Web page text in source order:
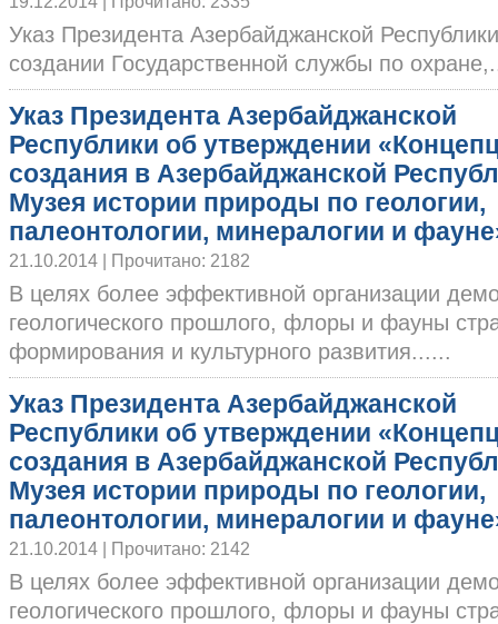
Указ Президента Азербайджанской
создании Государственной службы по
Указ Президента Азербайджанской
Республики об утверждении
создания в Азербайджанской
Музея истории природы по геологии,
палеонтологии, минералогии и
21.10.2014 | Прочитано: 2182
В целях более эффективной организации
геологического прошлого, флоры и фауны
формирования и культурного развития......
Указ Президента Азербайджанской
Республики об утверждении
создания в Азербайджанской
Музея истории природы по геологии,
палеонтологии, минералогии и
21.10.2014 | Прочитано: 2142
В целях более эффективной организации
геологического прошлого, флоры и фауны